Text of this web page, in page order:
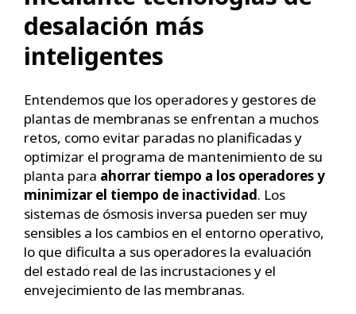
desalación más
inteligentes
Entendemos que los operadores y gestores de
plantas de membranas se enfrentan a muchos
retos, como evitar paradas no planificadas y
optimizar el programa de mantenimiento de su
planta para ahorrar tiempo a los operadores y
minimizar el tiempo de inactividad. Los
sistemas de ósmosis inversa pueden ser muy
sensibles a los cambios en el entorno operativo,
lo que dificulta a sus operadores la evaluación
del estado real de las incrustaciones y el
envejecimiento de las membranas.